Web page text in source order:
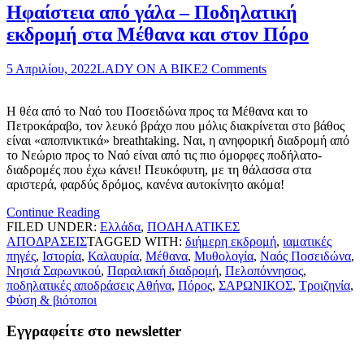
Ηφαίστεια από γάλα – Ποδηλατική
εκδρομή στα Μέθανα και στον Πόρο
5 Απριλίου, 2022LADY ON A BIKE2 Comments
Η θέα από το Ναό του Ποσειδώνα προς τα Μέθανα και το
Πετροκάραβο, τον λευκό βράχο που μόλις διακρίνεται στο βάθος
είναι «αποπνικτικά» breathtaking. Ναι, η ανηφορική διαδρομή από
το Νεώριο προς το Ναό είναι από τις πιο όμορφες ποδήλατο-
διαδρομές που έχω κάνει! Πευκόφυτη, με τη θάλασσα στα
αριστερά, φαρδύς δρόμος, κανένα αυτοκίνητο ακόμα!
Continue Reading
FILED UNDER: Ελλάδα, ΠΟΔΗΛΑΤΙΚΕΣ
ΑΠΟΔΡΑΣΕΙΣTAGGED WITH: διήμερη εκδρομή, ιαματικές
πηγές, Ιστορία, Καλαυρία, Μέθανα, Μυθολογία, Ναός Ποσειδώνα,
Νησιά Σαρωνικού, Παραλιακή διαδρομή, Πελοπόννησος,
ποδηλατικές αποδράσεις Αθήνα, Πόρος, ΣΑΡΩΝΙΚΟΣ, Τροιζηνία,
Φύση & βιότοποι
Εγγραφείτε στο newsletter